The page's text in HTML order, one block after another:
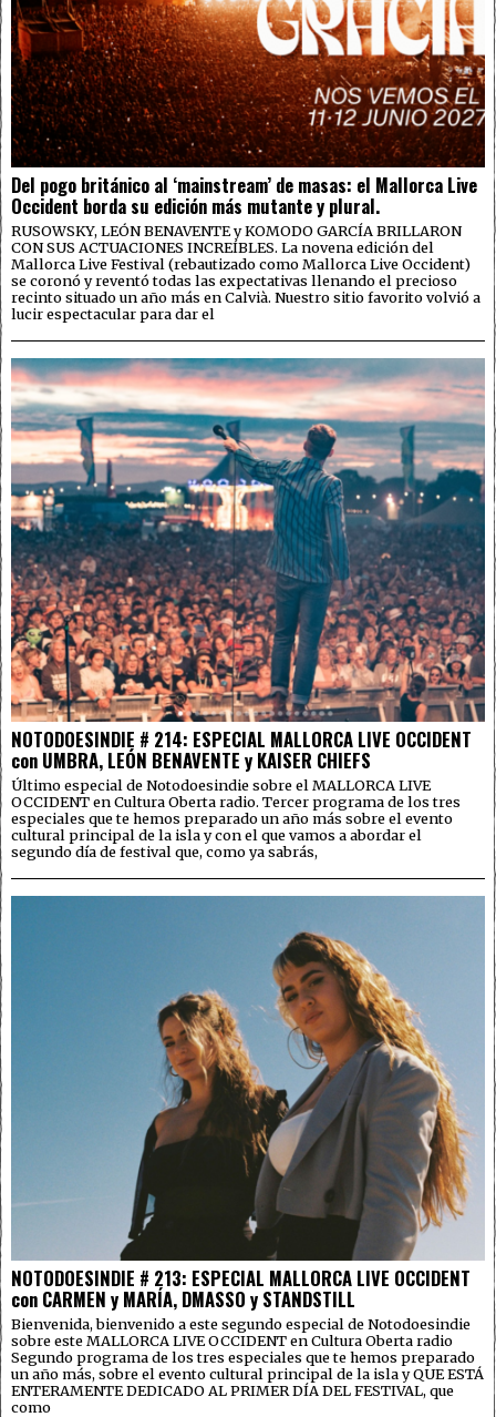
Del pogo británico al ‘mainstream’ de masas: el Mallorca Live
Occident borda su edición más mutante y plural.
RUSOWSKY, LEÓN BENAVENTE y KOMODO GARCÍA BRILLARON
CON SUS ACTUACIONES INCREÍBLES. La novena edición del
Mallorca Live Festival (rebautizado como Mallorca Live Occident)
se coronó y reventó todas las expectativas llenando el precioso
recinto situado un año más en Calvià. Nuestro sitio favorito volvió a
lucir espectacular para dar el
NOTODOESINDIE # 214: ESPECIAL MALLORCA LIVE OCCIDENT
con UMBRA, LEÓN BENAVENTE y KAISER CHIEFS
Último especial de Notodoesindie sobre el MALLORCA LIVE
OCCIDENT en Cultura Oberta radio. Tercer programa de los tres
especiales que te hemos preparado un año más sobre el evento
cultural principal de la isla y con el que vamos a abordar el
segundo día de festival que, como ya sabrás,
NOTODOESINDIE # 213: ESPECIAL MALLORCA LIVE OCCIDENT
con CARMEN y MARÍA, DMASSO y STANDSTILL
Bienvenida, bienvenido a este segundo especial de Notodoesindie
sobre este MALLORCA LIVE OCCIDENT en Cultura Oberta radio
Segundo programa de los tres especiales que te hemos preparado
un año más, sobre el evento cultural principal de la isla y QUE ESTÁ
ENTERAMENTE DEDICADO AL PRIMER DÍA DEL FESTIVAL, que
como